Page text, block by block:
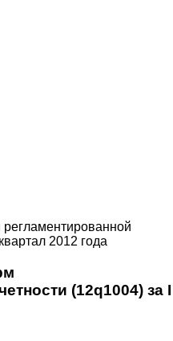
2012 года
(12q1004) за I